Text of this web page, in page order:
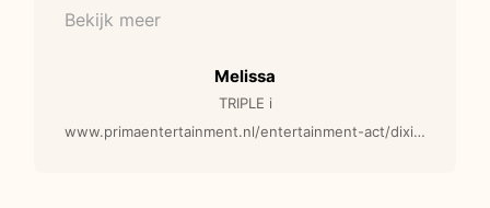
genoeg.
Bekijk meer
Melissa
TRIPLE i
www.primaentertainment.nl/entertainment-act/dixieland-looporkest-muzikale-act/